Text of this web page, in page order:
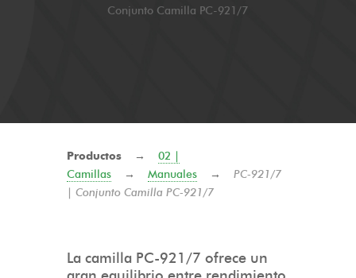
Conjunto Camilla PC-921/7
Productos → 02 |
Camillas → Manuales → PC-921/7
| Conjunto Camilla PC-921/7
La camilla PC-921/7 ofrece un